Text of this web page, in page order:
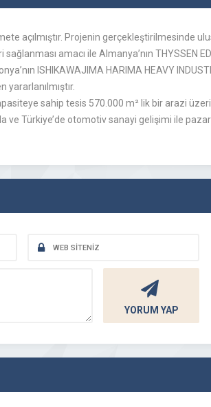
açılmıştır. Projenin gerçekleştirilmesinde
amacı ile Almanya’nın THYSSEN
ISHIKAWAJIMA HARIMA HEAVY
yararlanılmıştır.
sahip tesis 570.000 m² lik bir arazi
Türkiye’de otomotiv sanayi gelişimi ile
YORUM YAP